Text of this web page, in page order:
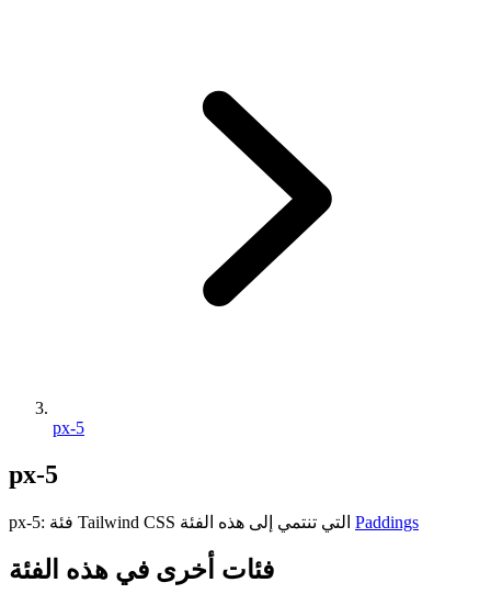
px-5
px-5
px-5: فئة Tailwind CSS التي تنتمي إلى هذه الفئة Paddings
فئات أخرى في هذه الفئة